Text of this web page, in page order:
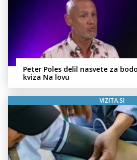
Peter Poles delil nasvete za
kviza Na lovu
VIZITA.SI